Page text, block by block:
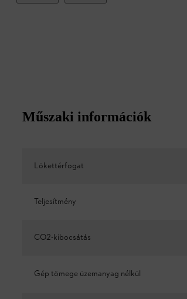
Műszaki információk
Lökettérfogat
Teljesítmény
CO2-kibocsátás
Gép tömege üzemanyag nélkül